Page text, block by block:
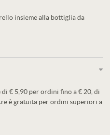
insieme alla bottiglia da
€ 5,90 per ordini fino a € 20, di
è gratuita per ordini superiori a